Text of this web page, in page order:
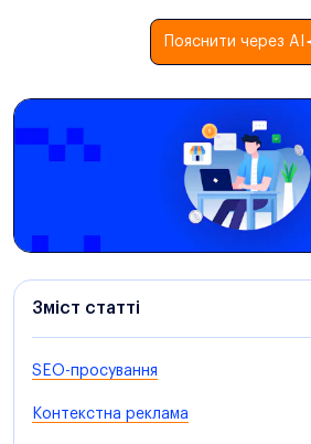
Пояснити через AI
Зміст статті
SEO-просування
Контекстна реклама